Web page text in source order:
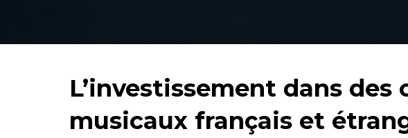
L’investissement dans des
musicaux français et